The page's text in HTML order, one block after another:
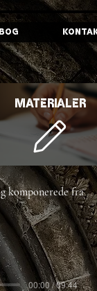
Materialer
komponerede fra
00:00 / 09:44